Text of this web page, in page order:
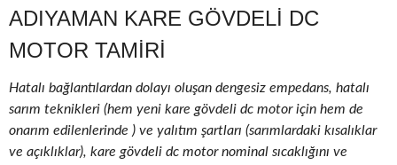
ADIYAMAN KARE GÖVDELI DC
MOTOR TAMIRI
Hatalı bağlantılardan dolayı oluşan dengesiz empedans, hatalı
sarım teknikleri (hem yeni kare gövdeli dc motor için hem de
onarım edilenlerinde ) ve yalıtım şartları (sarımlardaki kısalıklar
ve açıklıklar), kare gövdeli dc motor nominal sıcaklığını ve